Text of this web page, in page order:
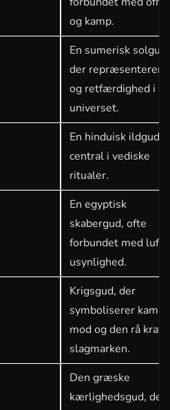
og kamp.
En sumerisk solgud,
der repræsenterer
og retfærdighed i
universet.
En hinduisk ildgud,
central i vediske
ritualer.
En egyptisk
skabergud, ofte
forbundet med luft
usynlighed.
Krigsgud, der
symboliserer kamp,
mod og den rå kraft
slagmarken.
Den græske
kærlighedsgud, der